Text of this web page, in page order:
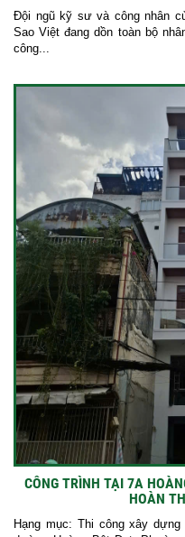
Đội ngũ kỹ sư và công nhân
Sao Việt đang dồn toàn bộ
công...
CÔNG TRÌNH TẠI 7A
HOÀN
Hạng mục: Thi công xây